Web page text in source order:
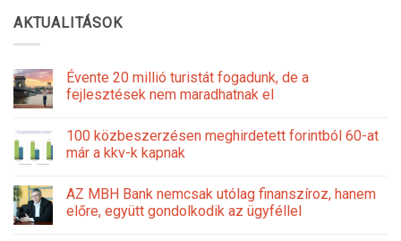
AKTUALITÁSOK
Évente 20 millió turistát fogadunk, de a
fejlesztések nem maradhatnak el
100 közbeszerzésen meghirdetett forintból 60-at
már a kkv-k kapnak
AZ MBH Bank nemcsak utólag finanszíroz, hanem
előre, együtt gondolkodik az ügyféllel